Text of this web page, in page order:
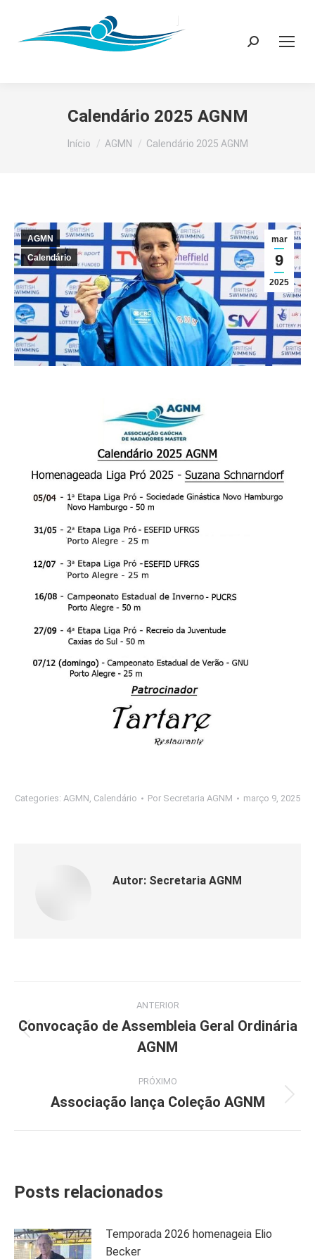
Search:
Calendário 2025 AGNM
Você está aqui:
Início AGMN Calendário 2025 AGNM
mar
9
2025
AGMN
Calendário
Categories: AGMN, Calendário Por Secretaria AGNM março 9, 2025
Autor: Secretaria AGNM
de
ANTERIOR
anterior:
Convocação de Assembleia Geral Ordinária
AGNM
PRÓXIMO
Próximo
Associação lança Coleção AGNM
Posts relacionados
Temporada 2026 homenageia Elio
Becker